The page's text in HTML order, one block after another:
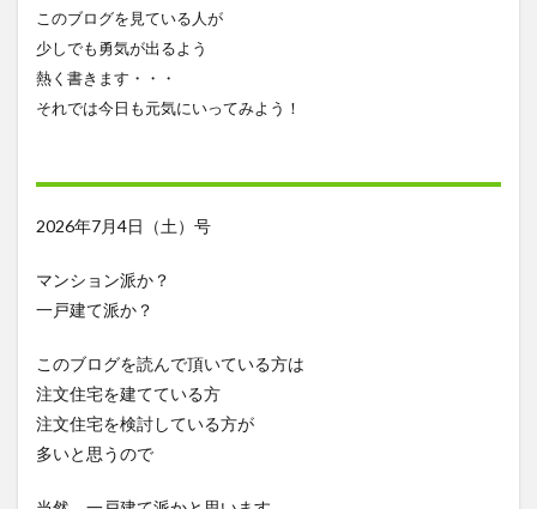
このブログを見ている人が
少しでも勇気が出るよう
熱く書きます・・・
それでは今日も元気にいってみよう！
2026年7月4日（土）号
マンション派か？
一戸建て派か？
このブログを読んで頂いている方は
注文住宅を建てている方
注文住宅を検討している方が
多いと思うので